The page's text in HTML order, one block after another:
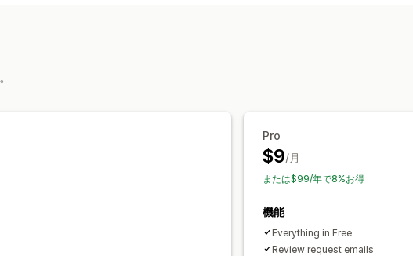
Pro
$9/月
または$99/年で8%お得
機能
Everything in Free
Review request emails